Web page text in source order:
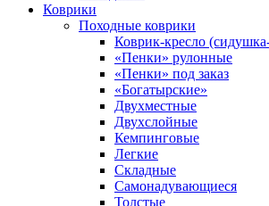
Коврики
Походные коврики
Коврик-кресло
«Пенки» рулонные
«Пенки» под заказ
«Богатырские»
Двухместные
Двухслойные
Кемпинговые
Легкие
Складные
Самонадувающиеся
Толстые